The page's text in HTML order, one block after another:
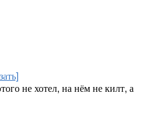
не хотел, на нём не килт, а